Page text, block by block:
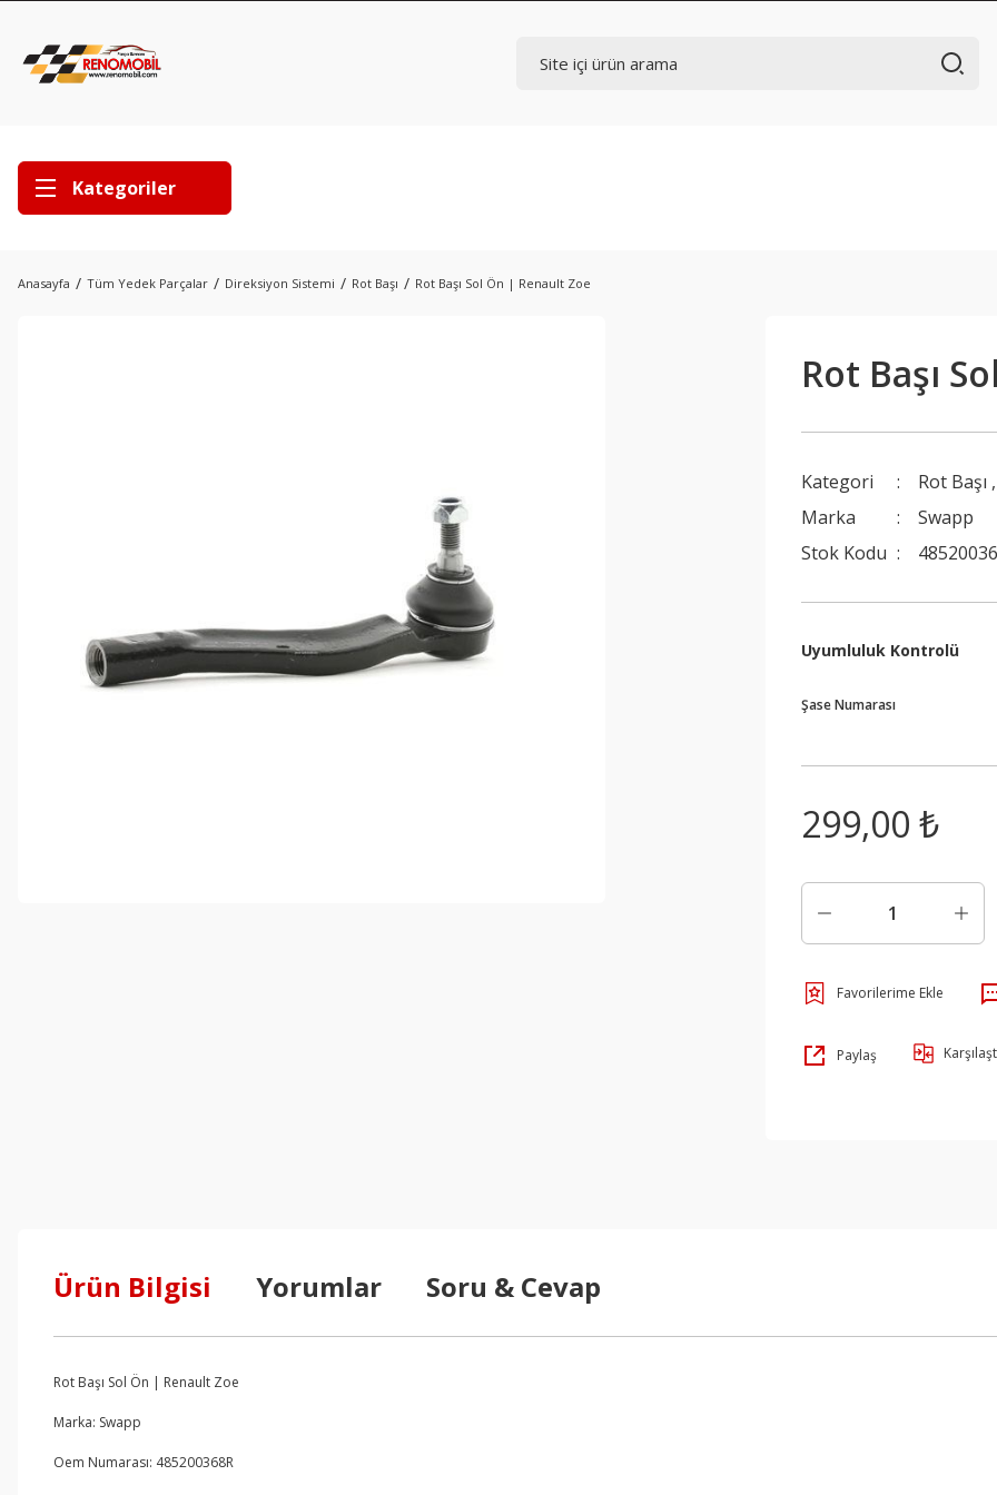
Kategoriler
Anasayfa Tüm Yedek Parçalar Direksiyon Sistemi Rot Başı Rot Başı Sol Ön | Renault Zoe
Rot Başı
Kategori Rot Başı
Marka
Swapp
Stok Kodu
Uyumluluk Kontrolü
Şase Numarası
299,00 ₺
Paylaş
Ürün Bilgisi Yorumlar Soru & Cevap
Rot Başı Sol Ön | Renault Zoe
Marka: Swapp
Oem Numarası: 485200368R